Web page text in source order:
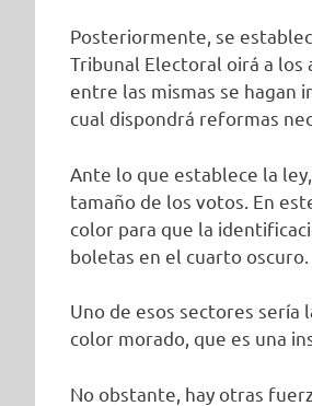
Posteriormente, se
Tribunal Electoral oirá a los
entre las mismas se hagan
cual dispondrá reformas
Ante lo que establece la
tamaño de los votos. En
color para que la
boletas en el cuarto oscuro.
Uno de esos sectores sería
color morado, que es una
No obstante, hay otras